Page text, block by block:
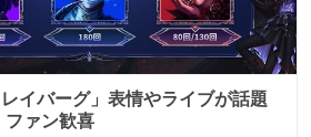
レイバーグ」表情やライブが話題
ファン歓喜